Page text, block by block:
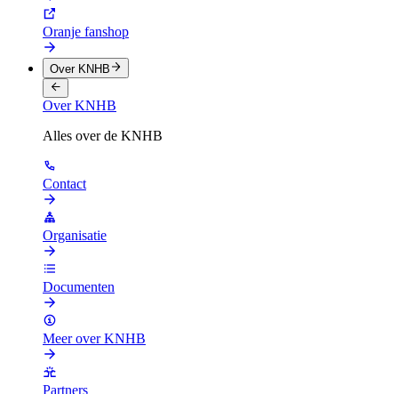
Oranje fanshop
Over KNHB
Over KNHB
Alles over de KNHB
Contact
Organisatie
Documenten
Meer over KNHB
Partners